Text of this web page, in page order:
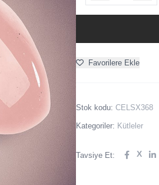
Favorilere Ekle
Stok kodu: CELSX368
Kategoriler: Kütleler
Tavsiye Et: X